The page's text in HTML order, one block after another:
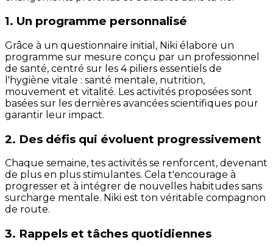
1. Un programme personnalisé
Grâce à un questionnaire initial, Niki élabore un
programme sur mesure conçu par un professionnel
de santé, centré sur les 4 piliers essentiels de
l'hygiène vitale : santé mentale, nutrition,
mouvement et vitalité. Les activités proposées sont
basées sur les dernières avancées scientifiques pour
garantir leur impact.
2. Des défis qui évoluent progressivement
Chaque semaine, tes activités se renforcent, devenant
de plus en plus stimulantes. Cela t'encourage à
progresser et à intégrer de nouvelles habitudes sans
surcharge mentale. Niki est ton véritable compagnon
de route.
3. Rappels et tâches quotidiennes